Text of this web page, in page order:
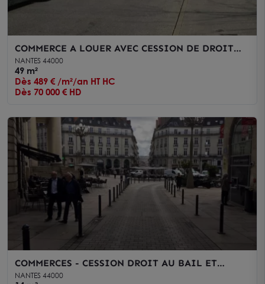
COMMERCE A LOUER AVEC CESSION DE DROIT
AU BAIL - NANTES
NANTES 44000
49 m²
Dès 489 € /m²/an HT HC
Dès 70 000 € HD
COMMERCES - CESSION DROIT AU BAIL ET
LOCATION - NANTES - RACINE
NANTES 44000